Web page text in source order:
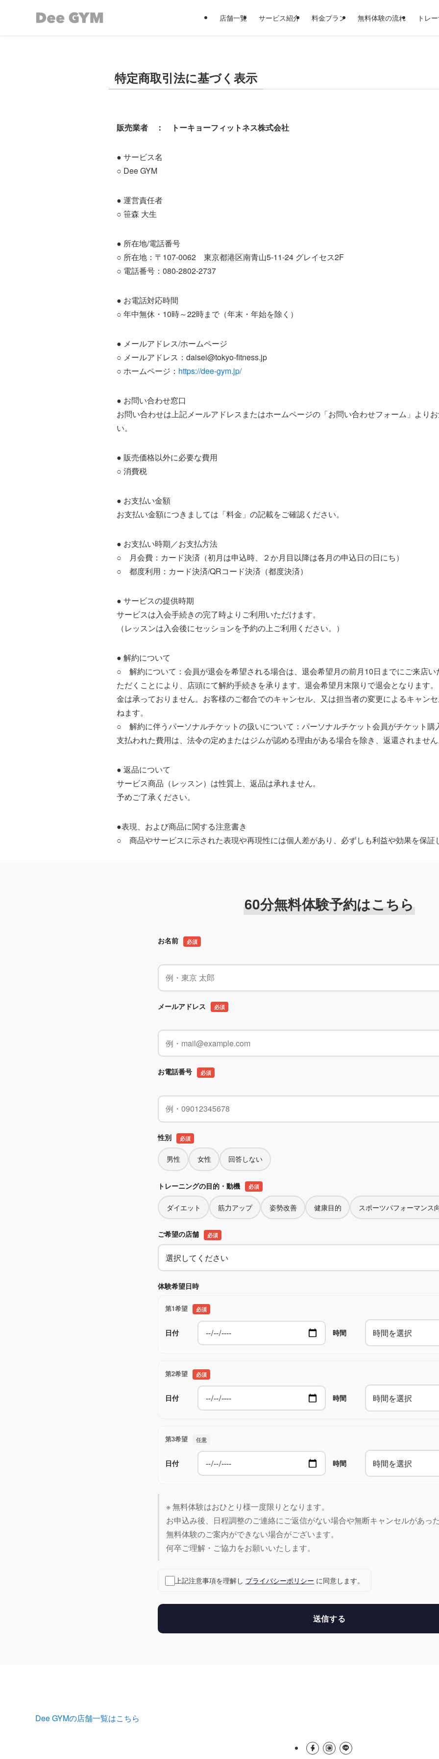
店舗一覧 サービス紹介 料金プラン 無料体験の流れ トレ
特定商取引法に基づく表示
販売業者 ： トーキョーフィットネス株式会社
● サービス名
○ Dee GYM
● 運営責任者
○ 笹森 大生
● 所在地/電話番号
○ 所在地：〒107-0062 東京都港区南青山5-11-24 グレイセス2F
○ 電話番号：080-2802-2737
● お電話対応時間
○ 年中無休・10時～22時まで（年末・年始を除く）
● メールアドレス/ホームページ
○ メールアドレス：daisei@tokyo-fitness.jp
○ ホームページ： https://dee-gym.jp/
● お問い合わせ窓口
お問い合わせは上記メールアドレスまたはホームページの「お問い合わせフォーム」より
い。
● 販売価格以外に必要な費用
○ 消費税
● お支払い金額
お支払い金額につきましては「料金」の記載をご確認ください。
● お支払い時期／お支払方法
○ 月会費：カード決済（初月は申込時、２か月目以降は各月の申込日の日にち）
○ 都度利用：カード決済/QRコード決済（都度決済）
● サービスの提供時期
サービスは入会手続きの完了時よりご利用いただけます。
（レッスンは入会後にセッションを予約の上ご利用ください。）
● 解約について
○ 解約について：会員が退会を希望される場合は、退会希望月の前月10日までにご来店い
ただくことにより、店頭にて解約手続きを承ります。退会希望月末限りで退会となります
金は承っておりません。お客様のご都合でのキャンセル、又は担当者の変更によるキャン
ねます。
○ 解約に伴うパーソナルチケットの扱いについて：パーソナルチケット会員がチケット購
支払われた費用は、法令の定めまたはジムが認める理由がある場合を除き、返還されませ
● 返品について
サービス商品（レッスン）は性質上、返品は承れません。
予めご了承ください。
●表現、および商品に関する注意書き
○ 商品やサービスに示された表現や再現性には個人差があり、必ずしも利益や効果を保証
60分無料体験予約はこちら
お名前 必須
メールアドレス 必須
お電話番号 必須
性別 必須
男性 女性 回答しない
トレーニングの目的・動機 必須
ダイエット 筋力アップ 姿勢改善 健康目的 スポーツパフォーマンス
ご希望の店舗 必須
体験希望日時
第1希望 必須
日付 時間
第2希望 必須
日付 時間
第3希望 任意
日付 時間
※ 無料体験はおひとり様一度限りとなります。
お申込み後、日程調整のご連絡にご返信がない場合や無断キャンセルがあっ
無料体験のご案内ができない場合がございます。
何卒ご理解・ご協力をお願いいたします。
上記注意事項を理解し プライバシーポリシー に同意します。
Dee GYMの店舗一覧はこちら